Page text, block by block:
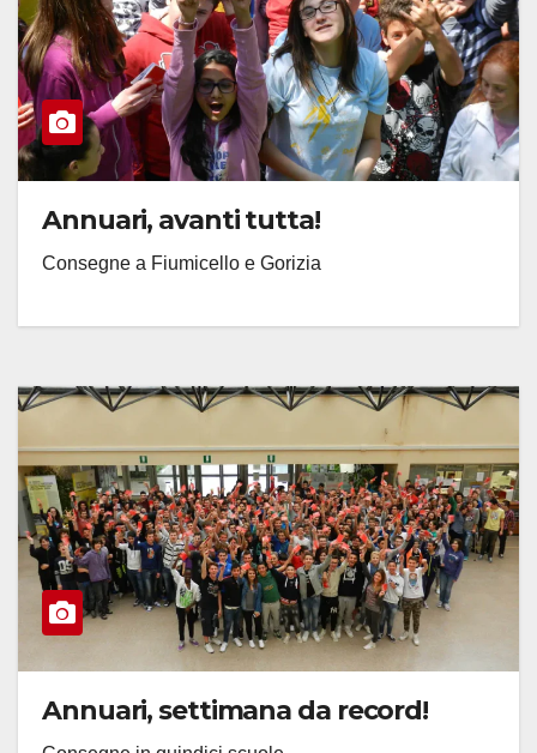
Annuari, avanti tutta!
Consegne a Fiumicello e Gorizia
Annuari, settimana da record!